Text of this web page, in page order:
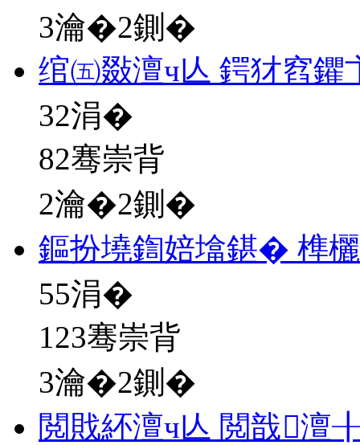
3瀹�2鍘�
绾㈤敠澶ч亾 鍔犲窞鑺
32涓�
82骞崇背
2瀹�2鍘�
鏂扮墝鍧婄墖鍖� 榫
55涓�
123骞崇背
3瀹�2鍘�
閲戝紑澶ч亾 閲戠澶